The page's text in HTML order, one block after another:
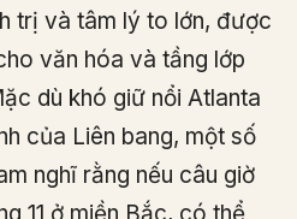
trị và tâm lý to lớn, được
văn hóa và tầng lớp
dù khó giữ nổi Atlanta
của Liên bang, một số
nghĩ rằng nếu câu giờ